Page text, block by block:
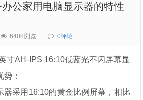
公家用电脑显示器的特性
6408浏览 0评论
寸AH-IPS 16:10低蓝光不闪屏幕显
：
器采用16:10的黄金比例屏幕，相比